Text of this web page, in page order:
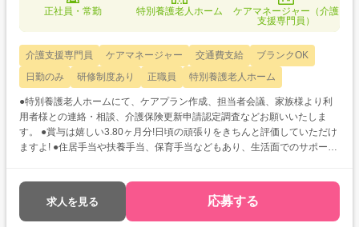
正社員・常勤 特別養護老人ホーム
ケアマネージャー（介護
支援専門員）
介護支援専門員 ケアマネージャー 交通費支給
ブランクOK
日勤のみ
研修制度あり 正職員 特別養護老人ホーム
●特別養護老人ホームにて、ケアプラン作成、担当者会議、家族様より利
用者様との連絡・相談、介護保険更新申請認定調査などお願いいたしま
す。 ●賞与は嬉しい3.80ヶ月分!日頃の頑張りをきちんと評価していただけ
ますよ! ●住居手当や扶養手当、保育手当などもあり、生活面でのサポート
求人を見る 応募する